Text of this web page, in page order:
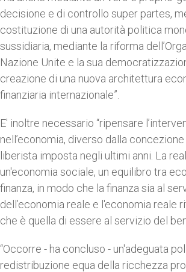
decisione e di controllo super partes,
costituzione di una autorità politica
sussidiaria, mediante la riforma
Nazione Unite e la sua
creazione di una nuova architettura
finanziaria internazionale”.
E' inoltre necessario “ripensare
nell’economia, diverso dalla
liberista imposta negli ultimi anni. La
un'economia sociale, un equilibro tra
finanza, in modo che la finanza sia al
dell’economia reale e l'economia reale
che è quella di essere al servizio del
“Occorre - ha concluso - un'adeguata
redistribuzione equa della ricchezza